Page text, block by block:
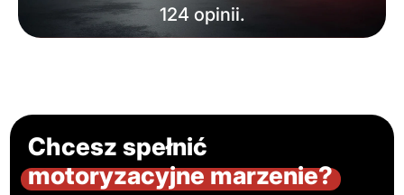
124 opinii.
Chcesz spełnić
motoryzacyjne marzenie?